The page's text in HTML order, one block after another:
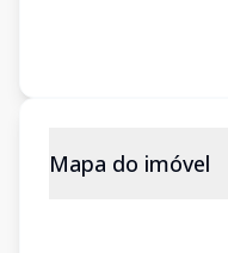
Mapa do imóvel